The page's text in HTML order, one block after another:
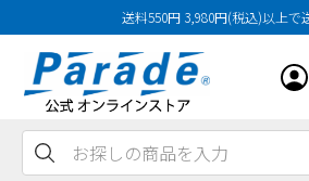
送料550円 3,980円(税込)以上で